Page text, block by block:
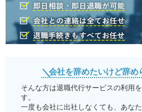
会社を辞めたいけど辞
そんな方は退職代行サービスの利用
す。
一度も会社に出社しなくても、あな